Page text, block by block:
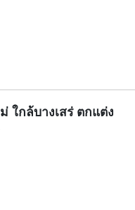
ใกล้บางเสร่ ตกแต่ง